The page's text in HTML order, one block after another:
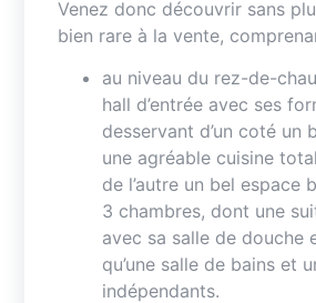
Venez donc découvrir sans
bien rare à la vente,
au niveau du rez-de-
hall d’entrée avec ses
desservant d’un coté un
une agréable cuisine
de l’autre un bel espace
3 chambres, dont une
avec sa salle de douche
qu’une salle de bains et
indépendants.